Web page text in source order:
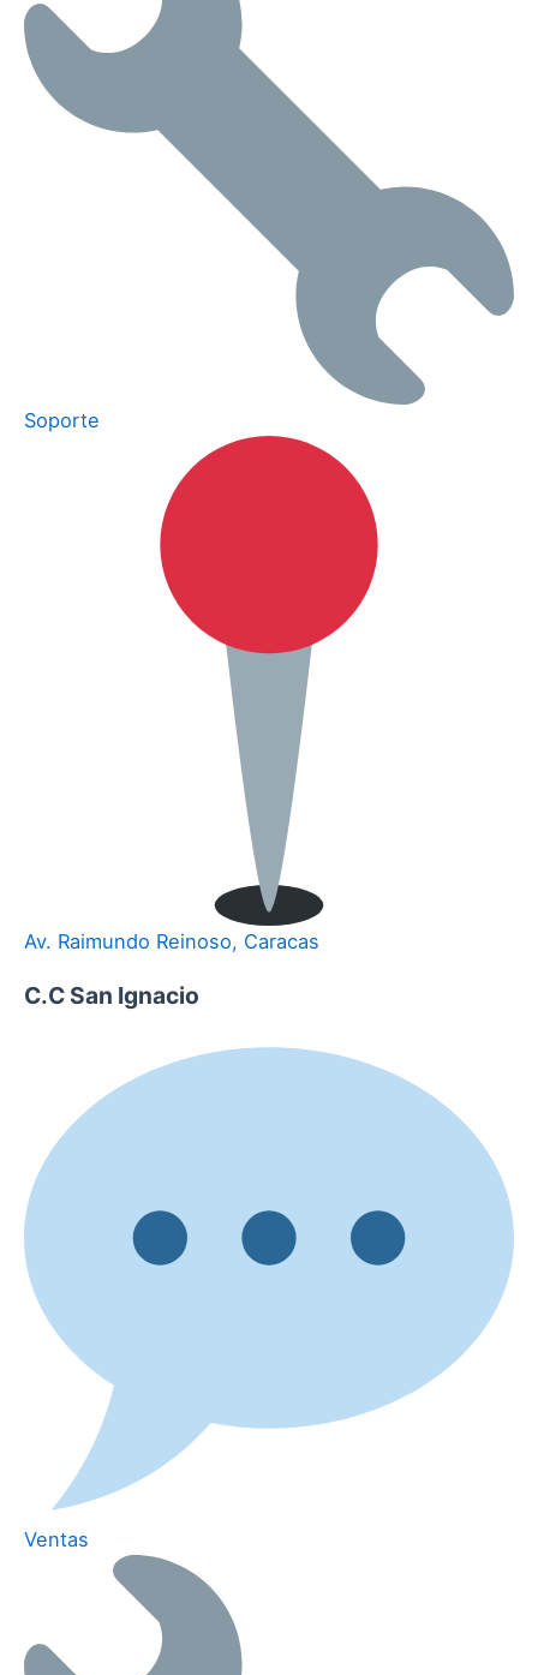
Soporte
Av. Raimundo Reinoso, Caracas
C.C San Ignacio
Ventas